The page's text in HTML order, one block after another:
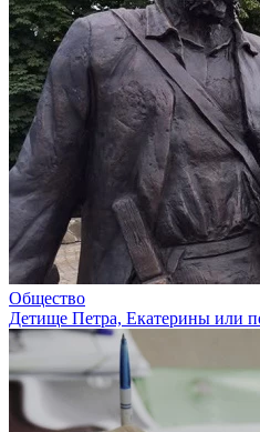
Общество
Детище Петра, Екатерины или